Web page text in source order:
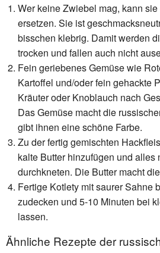
Wer keine Zwiebel mag, kann
ersetzen. Sie ist
bisschen klebrig. Damit werden
trocken und fallen auch nicht
Fein geriebenes Gemüse wie
Kartoffel und/oder fein gehackte
Kräuter oder Knoblauch nach
Das Gemüse macht die
gibt ihnen eine schöne Farbe.
Zu der fertig gemischten
kalte Butter hinzufügen und alles
durchkneten. Die Butter macht
Fertige Kotlety mit saurer Sahne
zudecken und 5-10 Minuten bei
lassen.
Ähnliche Rezepte der